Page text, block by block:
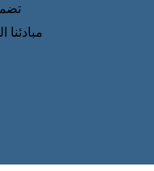
مبادئنا